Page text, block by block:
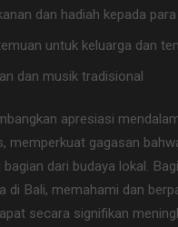
dan hadiah kepada
untuk keluarga dan
dan musik tradisional
apresiasi
memperkuat gagasan
dari budaya lokal.
di Bali, memahami dan
secara signifikan